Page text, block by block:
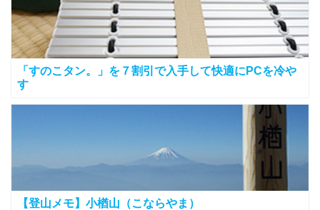
「すのこタン。」を７割引で入手して快適にPCを冷や
す
【登山メモ】小楢山（こならやま）